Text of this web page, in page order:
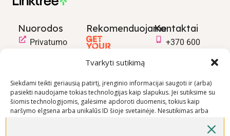
Tvarkyti sutikimą
Siekdami teikti geriausią patirtį, įrenginio informacijai saugoti ir (arba)
pasiekti naudojame tokias technologijas kaip slapukus. Jei sutiksime su
šiomis technologijomis, galėsime apdoroti duomenis, tokius kaip
naršymo elgsena arba unikalūs ID šioje svetainėje. Nesutikimas arba
Nuorodos
Privatumo
pirkimo –
pardavimo
taisyklės
RekomenduojameKontaktai
+370 600